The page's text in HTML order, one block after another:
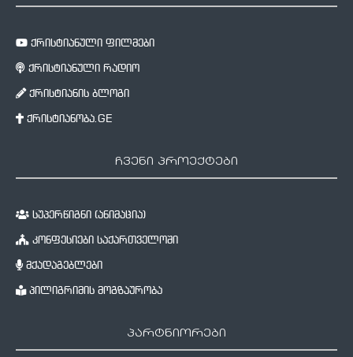
ქრისტიანული ფილმები
ქრისტიანული რადიო
ქრისტიანის ბლოგი
ქრისტიანობა.GE
ჩვენი პროექტები
სუპერწიგნი (ანიმაცია)
კონფესიები საქართველოში
მქადაგებლები
პილიგრიმის მოგზაურობა
პარტნიორები